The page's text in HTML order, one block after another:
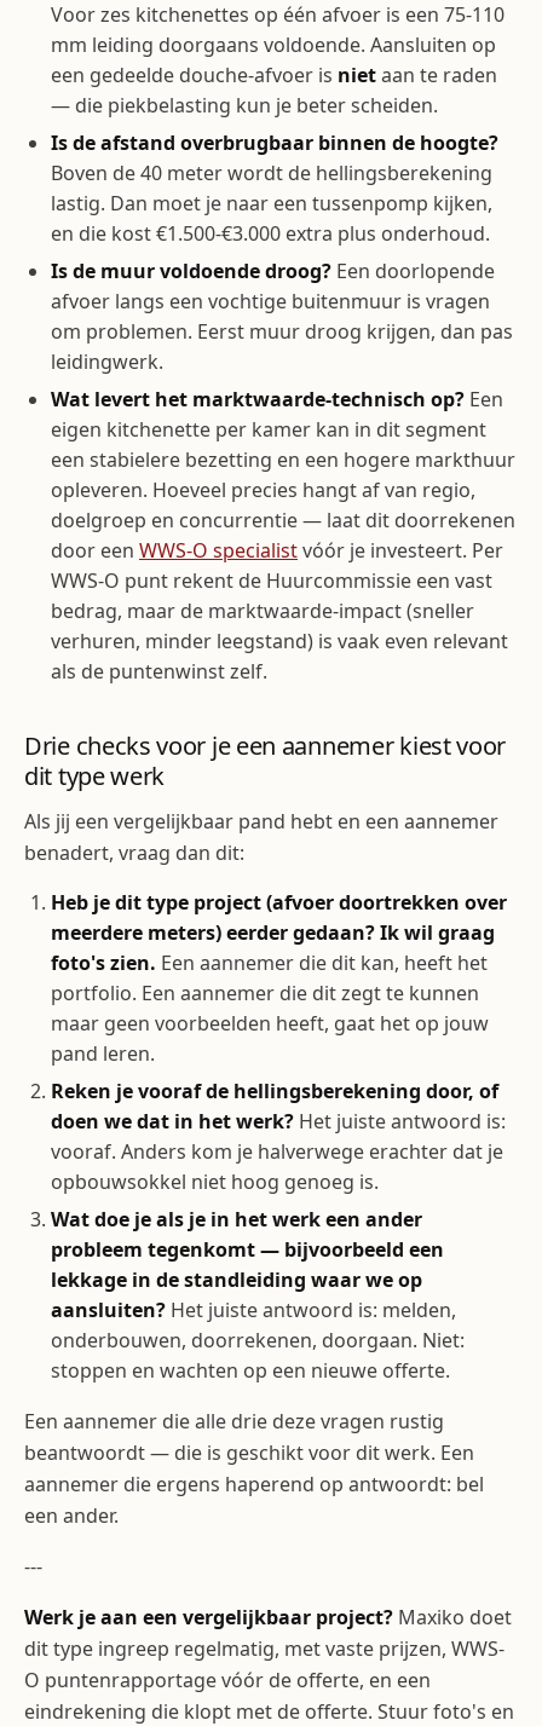
Voor zes kitchenettes op één afvoer is een 75-110
mm leiding doorgaans voldoende. Aansluiten op
een gedeelde douche-afvoer is nietaan te raden
— die piekbelasting kun je beter scheiden.
Is de afstand overbrugbaar binnen de hoogte?
Boven de 40 meter wordt de hellingsberekening
lastig. Dan moet je naar een tussenpomp kijken,
en die kost €1.500-€3.000 extra plus onderhoud.
Is de muur voldoende droog? Een doorlopende
afvoer langs een vochtige buitenmuur is vragen
om problemen. Eerst muur droog krijgen, dan pas
leidingwerk.
Wat levert het marktwaarde-technisch op? Een
eigen kitchenette per kamer kan in dit segment
een stabielere bezetting en een hogere markthuur
opleveren. Hoeveel precies hangt af van regio,
doelgroep en concurrentie — laat dit doorrekenen
door een WWS-O specialistvóór je investeert. Per
WWS-O punt rekent de Huurcommissie een vast
bedrag, maar de marktwaarde-impact (sneller
verhuren, minder leegstand) is vaak even relevant
als de puntenwinst zelf.
Drie checks voor je een aannemer kiest voor
dit type werk
Als jij een vergelijkbaar pand hebt en een aannemer
benadert, vraag dan dit:
Heb je dit type project (afvoer doortrekken over
meerdere meters) eerder gedaan? Ik wil graag
foto's zien. Een aannemer die dit kan, heeft het
portfolio. Een aannemer die dit zegt te kunnen
maar geen voorbeelden heeft, gaat het op jouw
pand leren.
Reken je vooraf de hellingsberekening door, of
doen we dat in het werk? Het juiste antwoord is:
vooraf. Anders kom je halverwege erachter dat je
opbouwsokkel niet hoog genoeg is.
Wat doe je als je in het werk een ander
probleem tegenkomt — bijvoorbeeld een
lekkage in de standleiding waar we op
aansluiten? Het juiste antwoord is: melden,
onderbouwen, doorrekenen, doorgaan. Niet:
stoppen en wachten op een nieuwe offerte.
Een aannemer die alle drie deze vragen rustig
beantwoordt — die is geschikt voor dit werk. Een
aannemer die ergens haperend op antwoordt: bel
een ander.
---
Werk je aan een vergelijkbaar project? Maxiko doet
dit type ingreep regelmatig, met vaste prijzen, WWS-
O puntenrapportage vóór de offerte, en een
eindrekening die klopt met de offerte. Stuur foto's en